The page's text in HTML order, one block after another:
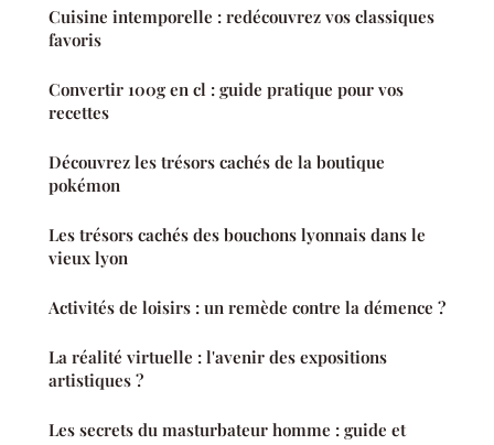
Cuisine intemporelle : redécouvrez vos classiques
favoris
Convertir 100g en cl : guide pratique pour vos
recettes
Découvrez les trésors cachés de la boutique
pokémon
Les trésors cachés des bouchons lyonnais dans le
vieux lyon
Activités de loisirs : un remède contre la démence ?
La réalité virtuelle : l'avenir des expositions
artistiques ?
Les secrets du masturbateur homme : guide et